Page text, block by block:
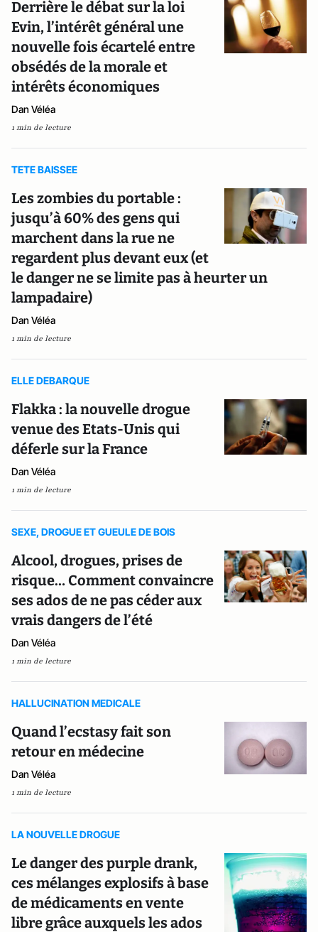
Derrière le débat sur la loi
Evin, l’intérêt général une
nouvelle fois écartelé entre
obsédés de la morale et
intérêts économiques
Dan Véléa
1 min de lecture
TETE BAISSEE
Les zombies du portable :
jusqu’à 60% des gens qui
marchent dans la rue ne
regardent plus devant eux (et
le danger ne se limite pas à heurter un
lampadaire)
Dan Véléa
1 min de lecture
ELLE DEBARQUE
Flakka : la nouvelle drogue
venue des Etats-Unis qui
déferle sur la France
Dan Véléa
1 min de lecture
SEXE, DROGUE ET GUEULE DE BOIS
Alcool, drogues, prises de
risque… Comment convaincre
ses ados de ne pas céder aux
vrais dangers de l’été
Dan Véléa
1 min de lecture
HALLUCINATION MEDICALE
Quand l’ecstasy fait son
retour en médecine
Dan Véléa
1 min de lecture
LA NOUVELLE DROGUE
Le danger des purple drank,
ces mélanges explosifs à base
de médicaments en vente
libre grâce auxquels les ados